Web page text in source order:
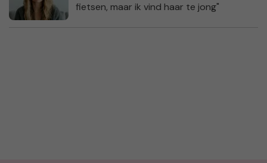
fietsen, maar ik vind haar te jong"